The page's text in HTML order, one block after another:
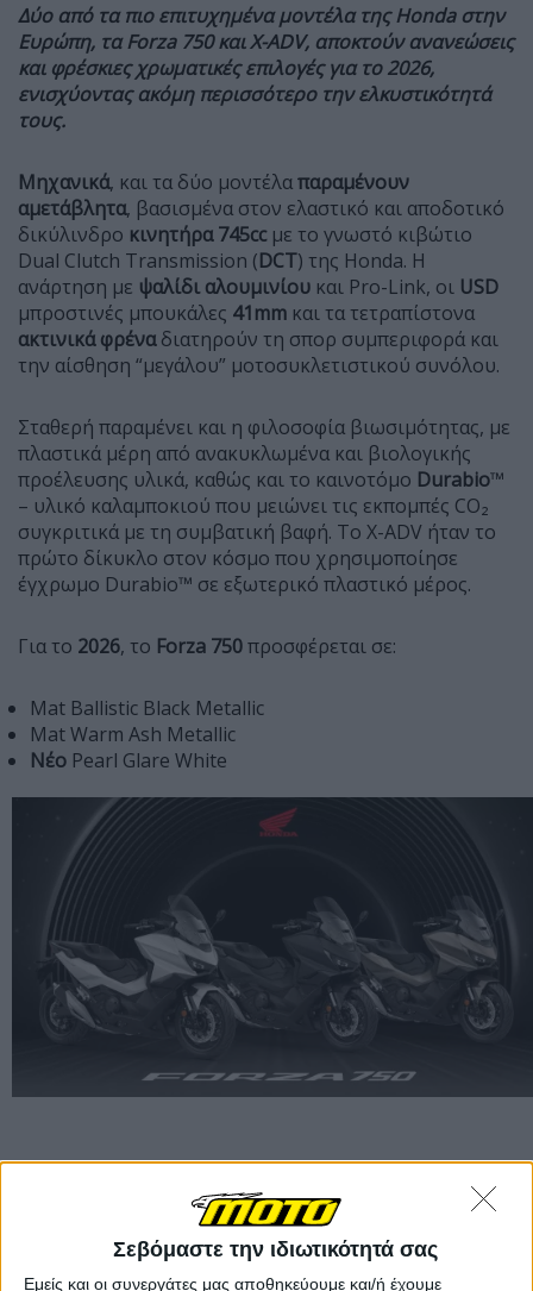
Σεβόμαστε την ιδιωτικότητά σας
Εμείς και οι συνεργάτες μας αποθηκεύουμε και/ή έχουμε
Δύο από τα πιο επιτυχημένα μοντέλα της Honda στην
Ευρώπη, τα Forza 750 και X-ADV, αποκτούν ανανεώσεις
και φρέσκιες χρωματικές επιλογές για το 2026,
ενισχύοντας ακόμη περισσότερο την ελκυστικότητά
τους.
Μηχανικά, και τα δύο μοντέλαπαραμένουν
αμετάβλητα, βασισμένα στον ελαστικό και αποδοτικό
δικύλινδρο κινητήρα 745ccμε το γνωστό κιβώτιο
Dual Clutch Transmission (DCT) της Honda. Η
ανάρτηση με ψαλίδι αλουμινίου και Pro-Link, οι USD
μπροστινές μπουκάλες 41mm και τα τετραπίστονα
ακτινικά φρέναδιατηρούν τη σπορ συμπεριφορά και
την αίσθηση “μεγάλου” μοτοσυκλετιστικού συνόλου.
Σταθερή παραμένει και η φιλοσοφία βιωσιμότητας, με
πλαστικά μέρη από ανακυκλωμένα και βιολογικής
προέλευσης υλικά, καθώς και το καινοτόμο Durabio™
– υλικό καλαμποκιού που μειώνει τις εκπομπές CO₂
συγκριτικά με τη συμβατική βαφή. Το X-ADV ήταν το
πρώτο δίκυκλο στον κόσμο που χρησιμοποίησε
έγχρωμο Durabio™ σε εξωτερικό πλαστικό μέρος.
Για το 2026, το Forza 750προσφέρεται σε:
Mat Ballistic Black Metallic
Mat Warm Ash Metallic
Νέο Pearl Glare White